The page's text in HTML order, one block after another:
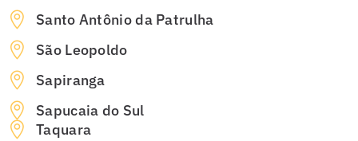
Santo Antônio da Patrulha
São Leopoldo
Sapiranga
Sapucaia do Sul
Taquara